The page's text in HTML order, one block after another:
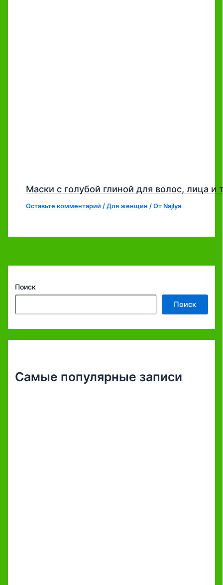
Маски с голубой глиной для волос, лица и
Оставьте комментарий /Для женщин / От Najlya
Поиск
Поиск
Самые популярные записи